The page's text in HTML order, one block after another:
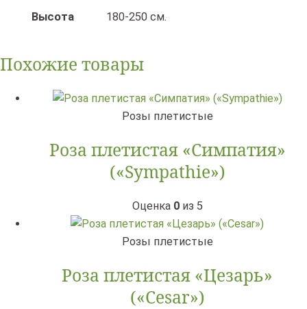
Высота 180-250 см.
Похожие товары
Розы плетистые
Роза плетистая «Симпатия»
(«Sympathie»)
Оценка 0из 5
Розы плетистые
Роза плетистая «Цезарь»
(«Cesar»)